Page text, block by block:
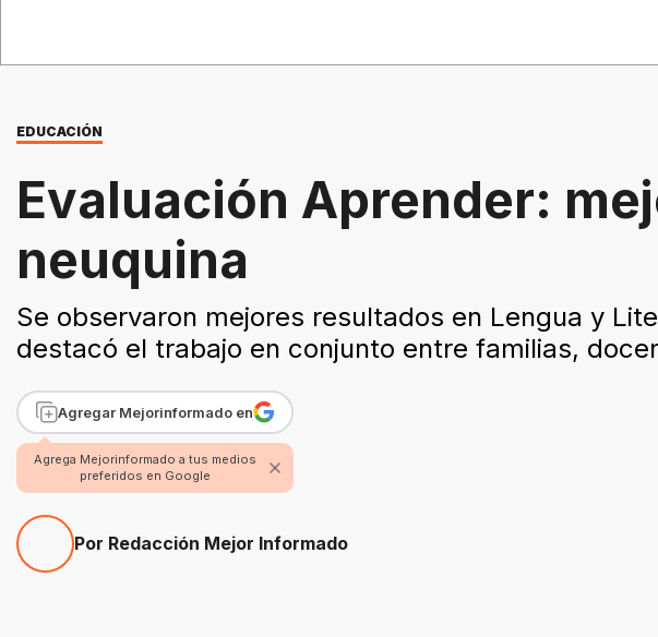
EDUCACIÓN
Evaluación Aprender:
neuquina
Se observaron mejores resultados en Lengua y
destacó el trabajo en conjunto entre familias,
Agregar Mejorinformado en
Agrega Mejorinformado a tus medios
preferidos en Google
Por Redacción Mejor Informado